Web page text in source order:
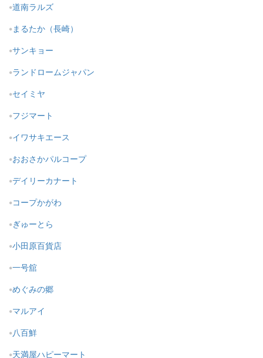
道南ラルズ
まるたか（長崎）
サンキョー
ランドロームジャパン
セイミヤ
フジマート
イワサキエース
おおさかパルコープ
デイリーカナート
コープかがわ
ぎゅーとら
小田原百貨店
一号舘
めぐみの郷
マルアイ
八百鮮
天満屋ハピーマート